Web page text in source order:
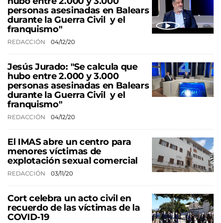
personas asesinadas en Balears
durante la Guerra Civil y el
franquismo"
REDACCIÓN 04/12/20
Jesús Jurado: "Se calcula que
hubo entre 2.000 y 3.000
personas asesinadas en Balears
durante la Guerra Civil y el
franquismo"
REDACCIÓN 04/12/20
El IMAS abre un centro para
menores víctimas de
explotación sexual comercial
REDACCIÓN 03/11/20
Cort celebra un acto civil en
recuerdo de las víctimas de la
COVID-19